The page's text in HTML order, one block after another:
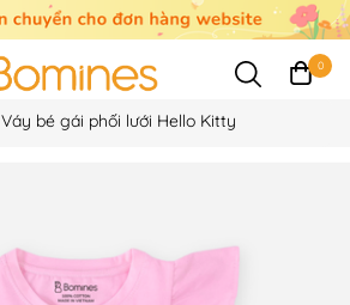
0
Váy bé gái phối lưới Hello Kitty